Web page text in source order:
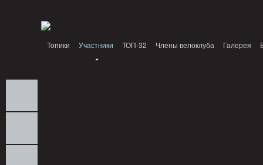
Топики Участники ТОП-32 Члены велоклуба Галерея